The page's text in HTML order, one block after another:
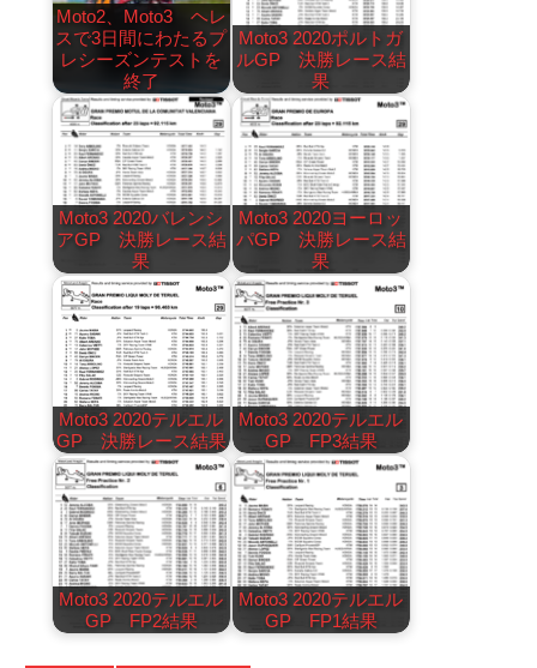
Moto2、Moto3 ヘレ
スで3日間にわたるプ
レシーズンテストを
終了
Moto3 2020ポルトガ
ルGP 決勝レース結
果
Moto3 2020バレンシ
アGP 決勝レース結
果
Moto3 2020ヨーロッ
パGP 決勝レース結
果
Moto3 2020テルエル
GP 決勝レース結果
Moto3 2020テルエル
GP FP3結果
Moto3 2020テルエル
GP FP2結果
Moto3 2020テルエル
GP FP1結果